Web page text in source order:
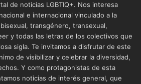
de noticias LGBTIQ+. Nos interesa
e internacional vinculado a la
transgénero, transexual,
y todas las letras de los colectivos que
sigla. Te invitamos a disfrutar de este
de visibilizar y celebrar la diversidad,
Y como protagonistas de esta
noticias de interés general, que